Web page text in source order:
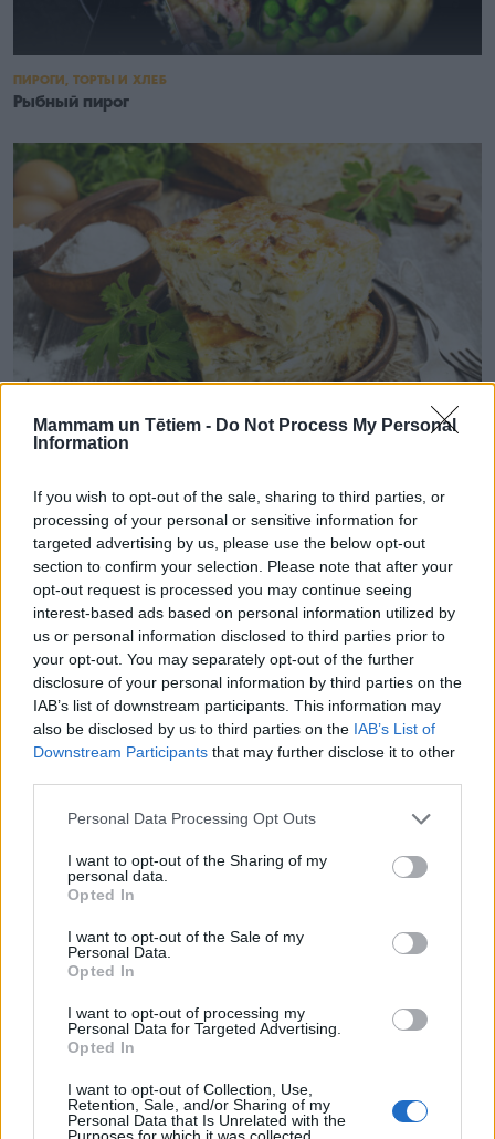
Mammam un Tētiem - Do Not Process My Personal
Information
If you wish to opt-out of the sale, sharing to third parties, or
processing of your personal or sensitive information for
targeted advertising by us, please use the below opt-out
section to confirm your selection. Please note that after your
opt-out request is processed you may continue seeing
interest-based ads based on personal information utilized by
us or personal information disclosed to third parties prior to
your opt-out. You may separately opt-out of the further
disclosure of your personal information by third parties on the
IAB’s list of downstream participants. This information may
also be disclosed by us to third parties on the IAB’s List of
Downstream Participants that may further disclose it to other
Personal Data Processing Opt Outs
I want to opt-out of the Sharing of my
personal data.
Opted In
I want to opt-out of the Sale of my
Personal Data.
Opted In
I want to opt-out of processing my
Personal Data for Targeted Advertising.
Opted In
I want to opt-out of Collection, Use,
Retention, Sale, and/or Sharing of my
Personal Data that Is Unrelated with the
Purposes for which it was collected.
ПИРОГИ, ТОРТЫ И ХЛЕБ
Рыбный пирог
Диетический капустный пирог
СОВЕТЫ ПО ПРИГОТОВЛЕНИЮ
На кухне подросток и полуфабрикаты. 3 рецепта с
даже тогда, когда их постоянно поливают